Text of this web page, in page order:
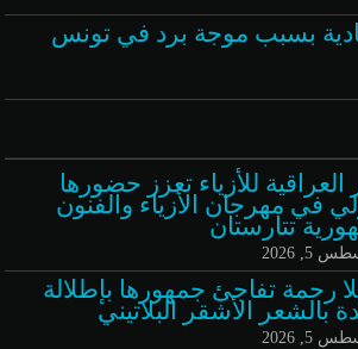
بسبب موجة برد في تونس
العراقية للأزياء تعزز حضورها
في مهرجان الأزياء والفنون
تتارستان
5, 2026
رحمة تفاجئ جمهورها بإطلالة
بالشعر الأشقر البلاتيني
5, 2026